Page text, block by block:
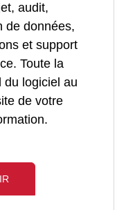
audit,
de données,
et support
Toute la
du logiciel au
de votre